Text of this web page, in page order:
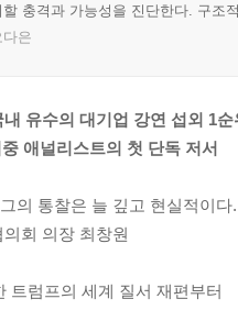
충격과 가능성을 진단한다. 구조
은
유수의 대기업 강연 섭외 1순
애널리스트의 첫 단독 저서
의 통찰은 늘 깊고 현실적이다
의회 의장 최창원
트럼프의 세계 질서 재편부터